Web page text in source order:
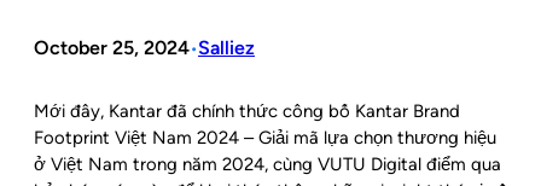
October 25, 2024•Salliez
Mới đây, Kantar đã chính thức công bố Kantar Brand
Footprint Việt Nam 2024 – Giải mã lựa chọn thương hiệu
ở Việt Nam trong năm 2024, cùng VUTU Digital điểm qua